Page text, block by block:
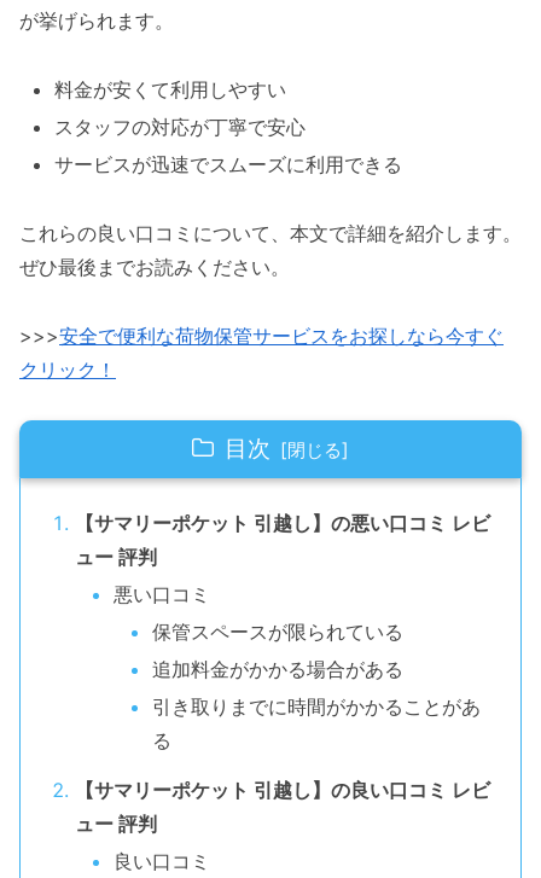
が挙げられます。
料金が安くて利用しやすい
スタッフの対応が丁寧で安心
サービスが迅速でスムーズに利用できる
これらの良い口コミについて、本文で詳細を紹介します。
ぜひ最後までお読みください。
>>>安全で便利な荷物保管サービスをお探しなら今すぐ
クリック！
目次
【サマリーポケット 引越し】の悪い口コミ レビ
ュー 評判
悪い口コミ
保管スペースが限られている
追加料金がかかる場合がある
引き取りまでに時間がかかることがあ
る
【サマリーポケット 引越し】の良い口コミ レビ
ュー 評判
良い口コミ